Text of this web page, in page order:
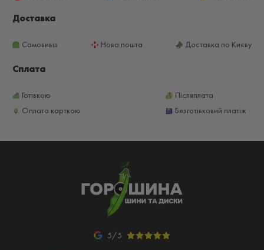
Доставка
Самовивіз Нова пошта Доставка по Києву
Сплата
Готівкою
Післяплата
Оплата карткою
Безготівковий платіж
5/5